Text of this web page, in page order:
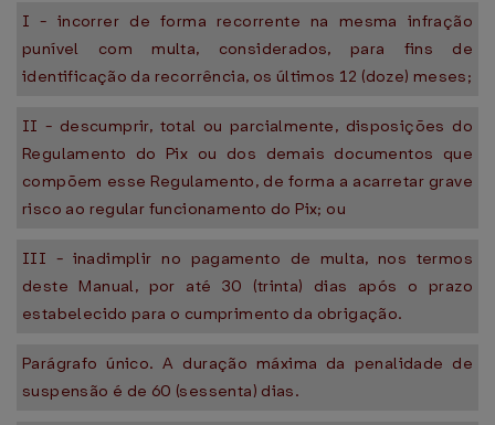
I - incorrer de forma recorrente na mesma infração
punível com multa, considerados, para fins de
identificação da recorrência, os últimos 12 (doze) meses;
II - descumprir, total ou parcialmente, disposições do
Regulamento do Pix ou dos demais documentos que
compõem esse Regulamento, de forma a acarretar grave
risco ao regular funcionamento do Pix; ou
III - inadimplir no pagamento de multa, nos termos
deste Manual, por até 30 (trinta) dias após o prazo
estabelecido para o cumprimento da obrigação.
Parágrafo único. A duração máxima da penalidade de
suspensão é de 60 (sessenta) dias.